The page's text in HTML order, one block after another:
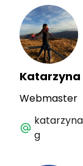
Webmaster
g